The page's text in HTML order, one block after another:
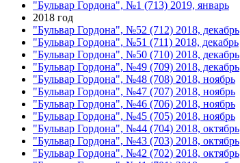
"Бульвар Гордона", №1 (713) 2019, январь
2018 год
"Бульвар Гордона", №52 (712) 2018, декабрь
"Бульвар Гордона", №51 (711) 2018, декабрь
"Бульвар Гордона", №50 (710) 2018, декабрь
"Бульвар Гордона", №49 (709) 2018, декабрь
"Бульвар Гордона", №48 (708) 2018, ноябрь
"Бульвар Гордона", №47 (707) 2018, ноябрь
"Бульвар Гордона", №46 (706) 2018, ноябрь
"Бульвар Гордона", №45 (705) 2018, ноябрь
"Бульвар Гордона", №44 (704) 2018, октябрь
"Бульвар Гордона", №43 (703) 2018, октябрь
"Бульвар Гордона", №42 (702) 2018, октябрь